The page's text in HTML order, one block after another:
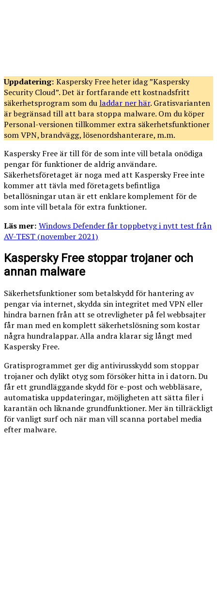
Uppdatering: Kaspersky Free heter idag ”Kaspersky
Security Cloud”. Det är fortfarande ett kostnadsfritt
säkerhetsprogram som duladdar ner här. Gratisvarianten
är begränsad till att bara stoppa malware. Om du köper
Personal-versionen tillkommer extra säkerhetsfunktioner
som VPN, brandvägg, lösenordshanterare, m.m.
Kaspersky Free är till för de som inte vill betala onödiga
pengar för funktioner de aldrig användare.
Säkerhetsföretaget är noga med att Kaspersky Free inte
kommer att tävla med företagets befintliga
betallösningar utan är ett enklare komplement för de
som inte vill betala för extra funktioner.
Läs mer: Windows Defender får toppbetyg i nytt test från
AV-TEST (november 2021)
Kaspersky Free stoppar trojaner och
annan malware
Säkerhetsfunktioner som betalskydd för hantering av
pengar via internet, skydda sin integritet med VPN eller
hindra barnen från att se otrevligheter på fel webbsajter
får man med en komplett säkerhetslösning som kostar
några hundralappar. Alla andra klarar sig långt med
Kaspersky Free.
Gratisprogrammet ger dig antivirusskydd som stoppar
trojaner och dylikt otyg som försöker hitta in i datorn. Du
får ett grundläggande skydd för e-post och webbläsare,
automatiska uppdateringar, möjligheten att sätta filer i
karantän och liknande grundfunktioner. Mer än tillräckligt
för vanligt surf och när man vill scanna portabel media
efter malware.